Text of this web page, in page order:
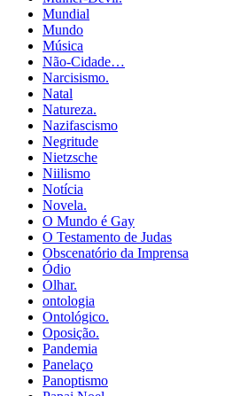
Mundial
Mundo
Música
Não-Cidade…
Narcisismo.
Natal
Natureza.
Nazifascismo
Negritude
Nietzsche
Niilismo
Notícia
Novela.
O Mundo é Gay
O Testamento de Judas
Obscenatório da Imprensa
Ódio
Olhar.
ontologia
Ontológico.
Oposição.
Pandemia
Panelaço
Panoptismo